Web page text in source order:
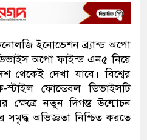
ইনোভেশন ব্র্যান্ড অপো
অপো ফাইন্ড এন৫ নিয়ে
থেকেই দেখা যাবে। বিশ্বের
ফোল্ডেবল ডিভাইসটি
ক্ষেত্রে নতুন দিগন্ত উন্মোচন
সমৃদ্ধ অভিজ্ঞতা নিশ্চিত করতে